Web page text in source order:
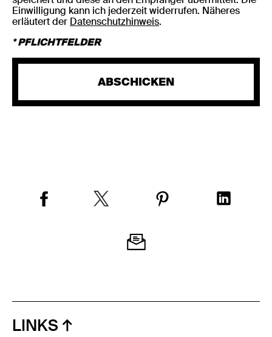
Einwilligung kann ich jederzeit widerrufen. Näheres
erläutert der Datenschutzhinweis.
* PFLICHTFELDER
ABSCHICKEN
LINKS